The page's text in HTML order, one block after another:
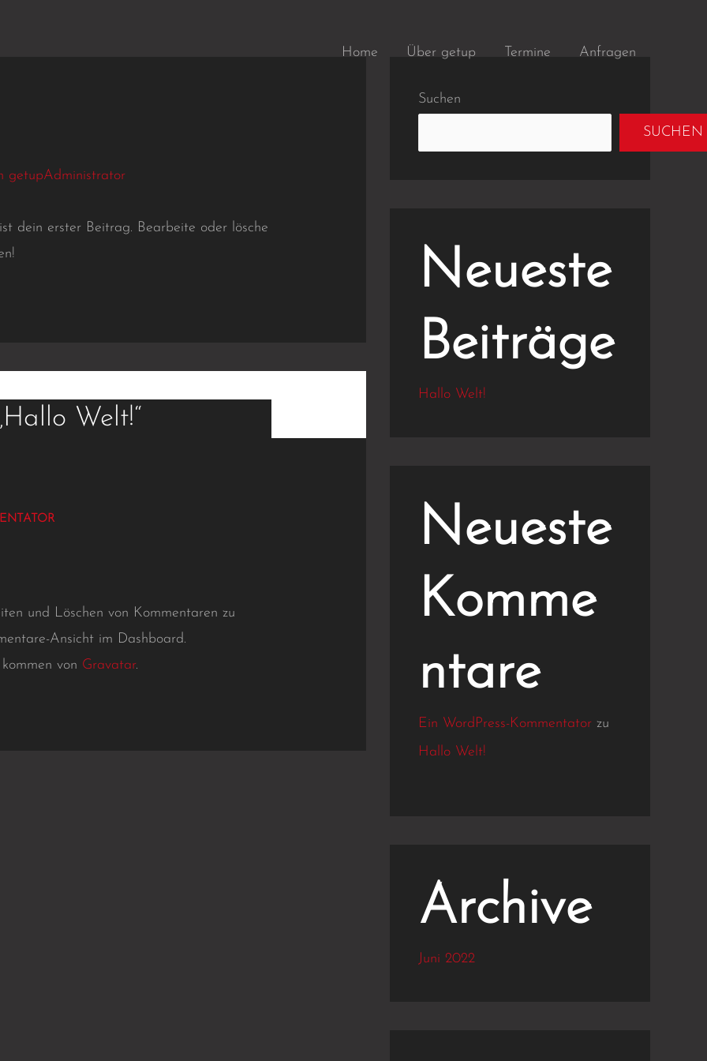
Home Über getup Termine Anfragen
getupAdministrator
dein erster Beitrag. Bearbeite oder lösche
Welt!“
und Löschen von Kommentaren zu
Ansicht im Dashboard.
von Gravatar.
Suchen
SUCHEN
Neueste
Beiträge
Hallo Welt!
Neueste
Komme
ntare
Ein WordPress-Kommentator zu
Hallo Welt!
Archive
Juni 2022